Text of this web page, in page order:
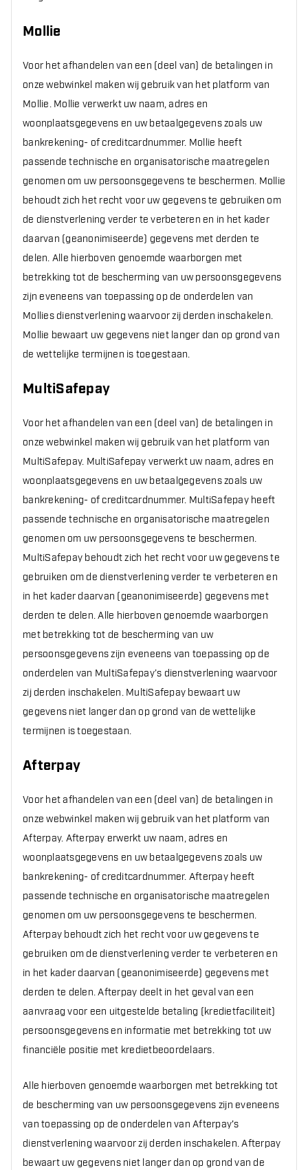
Mollie
Voor het afhandelen van een (deel van) de betalingen in
onze webwinkel maken wij gebruik van het platform van
Mollie. Mollie verwerkt uw naam, adres en
woonplaatsgegevens en uw betaalgegevens zoals uw
bankrekening- of creditcardnummer. Mollie heeft
passende technische en organisatorische maatregelen
genomen om uw persoonsgegevens te beschermen. Mollie
behoudt zich het recht voor uw gegevens te gebruiken om
de dienstverlening verder te verbeteren en in het kader
daarvan (geanonimiseerde) gegevens met derden te
delen. Alle hierboven genoemde waarborgen met
betrekking tot de bescherming van uw persoonsgegevens
zijn eveneens van toepassing op de onderdelen van
Mollies dienstverlening waarvoor zij derden inschakelen.
Mollie bewaart uw gegevens niet langer dan op grond van
de wettelijke termijnen is toegestaan.
MultiSafepay
Voor het afhandelen van een (deel van) de betalingen in
onze webwinkel maken wij gebruik van het platform van
MultiSafepay. MultiSafepay verwerkt uw naam, adres en
woonplaatsgegevens en uw betaalgegevens zoals uw
bankrekening- of creditcardnummer. MultiSafepay heeft
passende technische en organisatorische maatregelen
genomen om uw persoonsgegevens te beschermen.
MultiSafepay behoudt zich het recht voor uw gegevens te
gebruiken om de dienstverlening verder te verbeteren en
in het kader daarvan (geanonimiseerde) gegevens met
derden te delen. Alle hierboven genoemde waarborgen
met betrekking tot de bescherming van uw
persoonsgegevens zijn eveneens van toepassing op de
onderdelen van MultiSafepay’s dienstverlening waarvoor
zij derden inschakelen. MultiSafepay bewaart uw
gegevens niet langer dan op grond van de wettelijke
termijnen is toegestaan.
Afterpay
Voor het afhandelen van een (deel van) de betalingen in
onze webwinkel maken wij gebruik van het platform van
Afterpay. Afterpay erwerkt uw naam, adres en
woonplaatsgegevens en uw betaalgegevens zoals uw
bankrekening- of creditcardnummer. Afterpay heeft
passende technische en organisatorische maatregelen
genomen om uw persoonsgegevens te beschermen.
Afterpay behoudt zich het recht voor uw gegevens te
gebruiken om de dienstverlening verder te verbeteren en
in het kader daarvan (geanonimiseerde) gegevens met
derden te delen. Afterpay deelt in het geval van een
aanvraag voor een uitgestelde betaling (kredietfaciliteit)
persoonsgegevens en informatie met betrekking tot uw
financiële positie met kredietbeoordelaars.
Alle hierboven genoemde waarborgen met betrekking tot
de bescherming van uw persoonsgegevens zijn eveneens
van toepassing op de onderdelen van Afterpay's
dienstverlening waarvoor zij derden inschakelen. Afterpay
bewaart uw gegevens niet langer dan op grond van de